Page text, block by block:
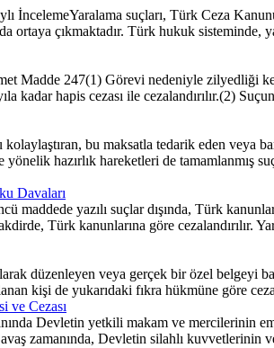
İncelemeYaralama suçları, Türk Ceza
çıkmaktadır. Türk hukuk sisteminde,
Madde 247(1) Görevi nedeniyle zilyedliği
kadar hapis cezası ile cezalandırılır.(2)
bu maksatla tedarik eden veya
yönelik hazırlık hareketleri de
Davaları
yazılı suçlar dışında, Türk
Türk kanunlarına göre cezalandırılır.
düzenleyen veya gerçek bir özel belgeyi
kişi de yukarıdaki fıkra hükmüne göre
ve Cezası
Devletin yetkili makam ve mercilerinin
zamanında, Devletin silahlı